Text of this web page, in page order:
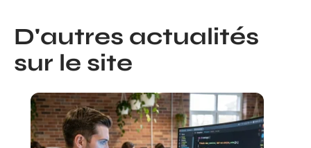
D'autres actualités
sur le site